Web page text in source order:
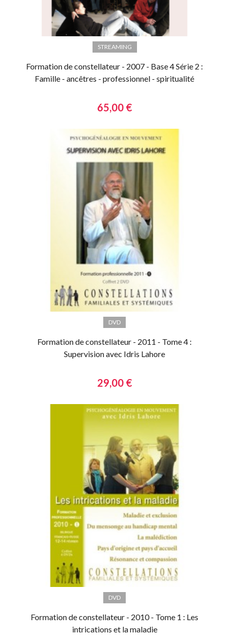
STREAMING
Formation de constellateur - 2007 - Base 4 Série 2 :
Famille - ancêtres - professionnel - spiritualité
65,00 €
DVD
Formation de constellateur - 2011 - Tome 4 :
Supervision avec Idris Lahore
29,00 €
DVD
Formation de constellateur - 2010 - Tome 1 : Les
intrications et la maladie